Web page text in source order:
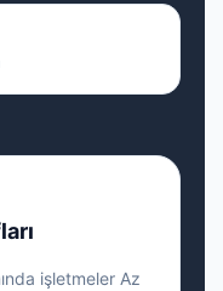
işletmeler Az